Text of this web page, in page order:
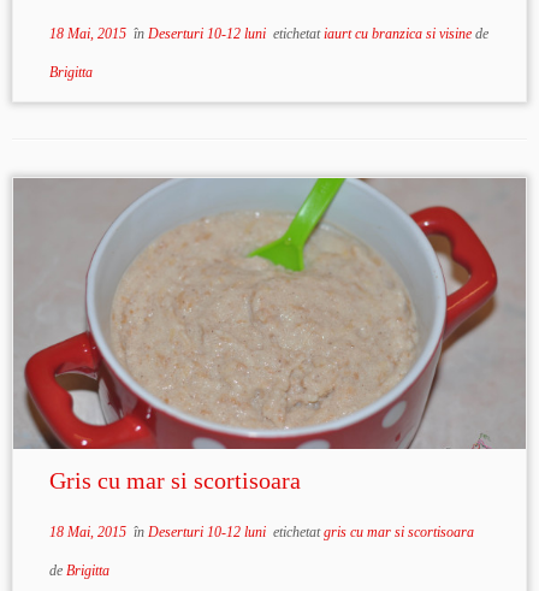
18 Mai, 2015în Deserturi 10-12 luni etichetatiaurt cu branzica si visine de
Brigitta
Gris cu mar si scortisoara
18 Mai, 2015în Deserturi 10-12 luni etichetatgris cu mar si scortisoara
de Brigitta